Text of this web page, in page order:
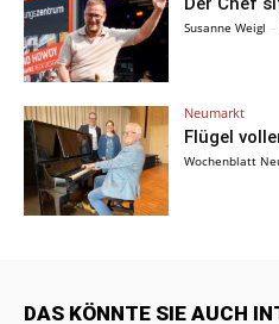
Susanne Weigl -
Neumarkt
Flügel
Wochenblatt
DAS KÖNNTE SIE AUCH